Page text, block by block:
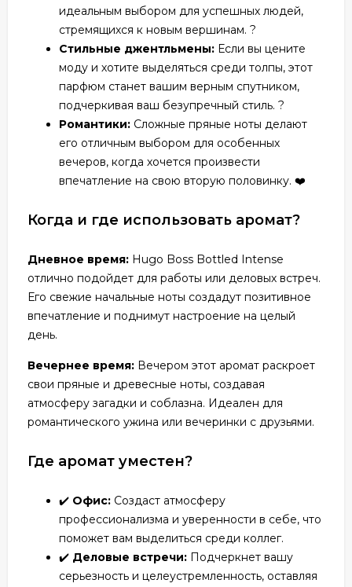
идеальным выбором для успешных людей,
стремящихся к новым вершинам. ?
Стильные джентльмены: Если вы цените
моду и хотите выделяться среди толпы, этот
парфюм станет вашим верным спутником,
подчеркивая ваш безупречный стиль. ?
Романтики: Сложные пряные ноты делают
его отличным выбором для особенных
вечеров, когда хочется произвести
впечатление на свою вторую половинку. ❤️
Когда и где использовать аромат?
Дневное время: Hugo Boss Bottled Intense
отлично подойдет для работы или деловых встреч.
Его свежие начальные ноты создадут позитивное
впечатление и поднимут настроение на целый
день.
Вечернее время: Вечером этот аромат раскроет
свои пряные и древесные ноты, создавая
атмосферу загадки и соблазна. Идеален для
романтического ужина или вечеринки с друзьями.
Где аромат уместен?
✔️ Офис: Создаст атмосферу
профессионализма и уверенности в себе, что
поможет вам выделиться среди коллег.
✔️ Деловые встречи: Подчеркнет вашу
серьезность и целеустремленность, оставляя